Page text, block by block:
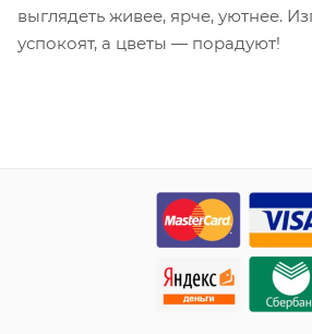
выглядеть живее, ярче, уютнее.
успокоят, а цветы — порадуют!